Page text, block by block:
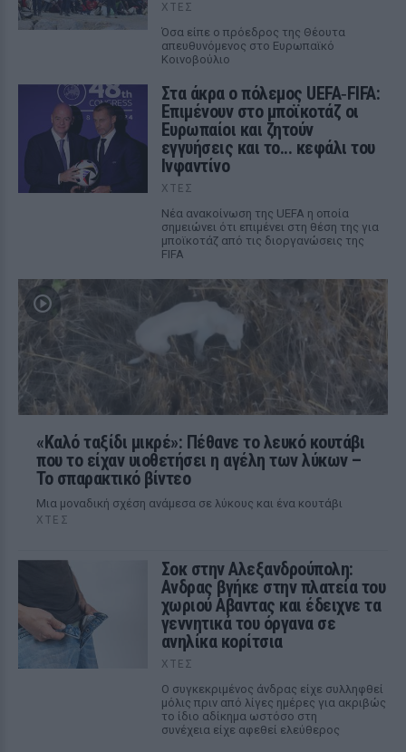
ΧΤΕΣ
Όσα είπε ο πρόεδρος της Θέουτα
απευθυνόμενος στο Ευρωπαϊκό
Κοινοβούλιο
Στα άκρα ο πόλεμος UEFA‑FIFA:
Επιμένουν στο μποϊκοτάζ οι
Ευρωπαίοι και ζητούν
εγγυήσεις και το... κεφάλι του
Ινφαντίνο
ΧΤΕΣ
Νέα ανακοίνωση της UEFA η οποία
σημειώνει ότι επιμένει στη θέση της για
μποϊκοτάζ από τις διοργανώσεις της
FIFA
«Καλό ταξίδι μικρέ»: Πέθανε το λευκό κουτάβι
που το είχαν υιοθετήσει η αγέλη των λύκων –
Το σπαρακτικό βίντεο
Μια μοναδική σχέση ανάμεσα σε λύκους και ένα κουτάβι
ΧΤΕΣ
Σοκ στην Αλεξανδρούπολη:
Ανδρας βγήκε στην πλατεία του
χωριού Αβαντας και έδειχνε τα
γεννητικά του όργανα σε
ανηλίκα κορίτσια
ΧΤΕΣ
Ο συγκεκριμένος άνδρας είχε συλληφθεί
μόλις πριν από λίγες ημέρες για ακριβώς
το ίδιο αδίκημα ωστόσο στη
συνέχεια είχε αφεθεί ελεύθερος